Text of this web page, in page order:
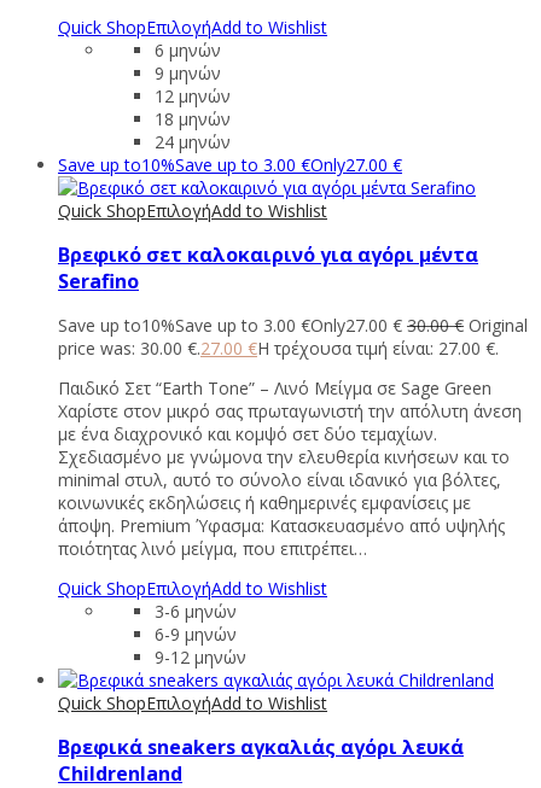
Quick ShopΕπιλογήAdd to Wishlist
6 μηνών
9 μηνών
12 μηνών
18 μηνών
24 μηνών
Save up to10%Save up to 3.00 €Only27.00 €
Quick ShopΕπιλογήAdd to Wishlist
Βρεφικό σετ καλοκαιρινό για αγόρι μέντα
Serafino
Save up to10%Save up to 3.00 €Only27.00 € 30.00€ Original
price was: 30.00 €.27.00 €Η τρέχουσα τιμή είναι: 27.00 €.
Παιδικό Σετ “Earth Tone” – Λινό Μείγμα σε Sage Green
Χαρίστε στον μικρό σας πρωταγωνιστή την απόλυτη άνεση
με ένα διαχρονικό και κομψό σετ δύο τεμαχίων.
Σχεδιασμένο με γνώμονα την ελευθερία κινήσεων και το
minimal στυλ, αυτό το σύνολο είναι ιδανικό για βόλτες,
κοινωνικές εκδηλώσεις ή καθημερινές εμφανίσεις με
άποψη. Premium Ύφασμα: Κατασκευασμένο από υψηλής
ποιότητας λινό μείγμα, που επιτρέπει…
Quick ShopΕπιλογήAdd to Wishlist
3-6 μηνών
6-9 μηνών
9-12 μηνών
Quick ShopΕπιλογήAdd to Wishlist
Bρεφικά sneakers αγκαλιάς αγόρι λευκά
Childrenland